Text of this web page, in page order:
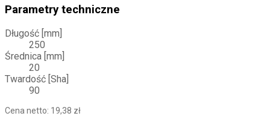
Parametry techniczne
Długość [mm]
250
Średnica [mm]
20
Twardość [Sha]
90
Cena netto: 19,38 zł